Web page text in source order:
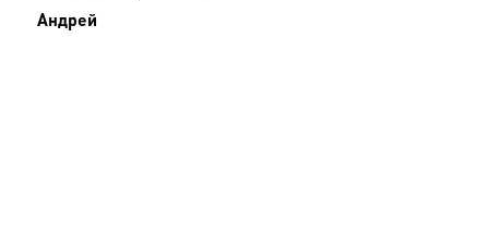
Андрей